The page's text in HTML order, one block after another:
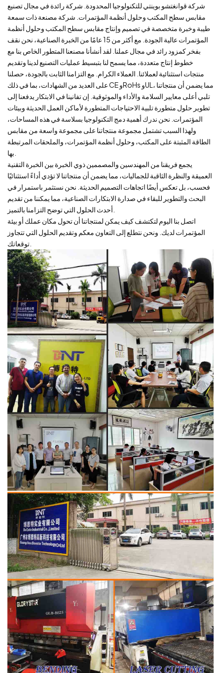
شركة قوانغتشو بوينتي للتكنولوجيا المحدودة. شركة رائدة في مجال تصنيع
مقابس سطح المكتب وحلول أنظمة المؤتمرات. شركة مصنعة ذات سمعة
طيبة وخبرة متخصصة في تصميم وإنتاج مقابس سطح المكتب وحلول أنظمة
المؤتمرات عالية الجودة. مع أكثر من 15 عامًا من الخبرة الصناعية، نحن نقف
بفخر كمزود رائد في مجال عملنا. لقد أنشأنا مصنعنا المتطور الخاص بنا مع
خطوط إنتاج متعددة، مما يسمح لنا بتبسيط عمليات التصنيع لدينا وتقديم
منتجات استثنائية لعملائنا. العملاء الكرام. مع التزامنا الثابت بالجودة، حصلنا
على العديد من الشهادات، بما في ذلك CE وRoHs وUL، مما يضمن أن منتجاتنا
تلبي أعلى معايير السلامة والأداء والموثوقية. إن تفانينا في الابتكار يدفعنا إلى
تطوير حلول متطورة تلبية الاحتياجات المتطورة لأماكن العمل الحديثة وبيئات
المؤتمرات. نحن ندرك أهمية دمج التكنولوجيا بسلاسة في هذه المساحات،
ولهذا السبب تشتمل مجموعة منتجاتنا على مجموعة واسعة من مقابس
الطاقة المثبتة على المكتب، وحلول أنظمة المؤتمرات، والملحقات المرتبطة
يجمع فريقنا من المهندسين والمصممين ذوي الخبرة بين الخبرة التقنية
العميقة والنظرة الثاقبة للجماليات، مما يضمن أن منتجاتنا لا تؤدي أداءً استثنائيًا
فحسب، بل تعكس أيضًا اتجاهات التصميم الحديثة. نحن نستثمر باستمرار في
البحث والتطوير للبقاء في صدارة الابتكارات الصناعية، مما يمكننا من تقديم
اتصل بنا اليوم لتكتشف كيف يمكن لمنتجاتنا أن تحول مكان عملك أو بيئة
المؤتمرات لديك. ونحن نتطلع إلى التعاون معكم وتقديم الحلول التي تتجاوز